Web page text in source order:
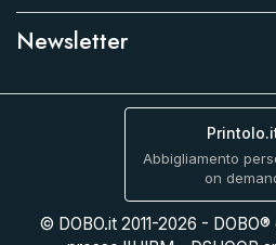
Newsletter
Abbigliamento
on
© DOBO.it 2011-2026 -